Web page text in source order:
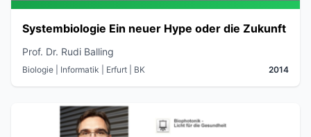
Systembiologie Ein neuer Hype oder die Zukunft
Prof. Dr. Rudi Balling
Biologie | Informatik | Erfurt | BK 2014